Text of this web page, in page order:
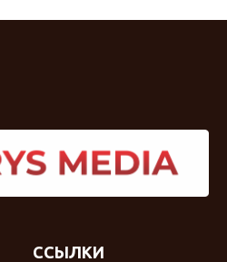
ССЫЛКИ